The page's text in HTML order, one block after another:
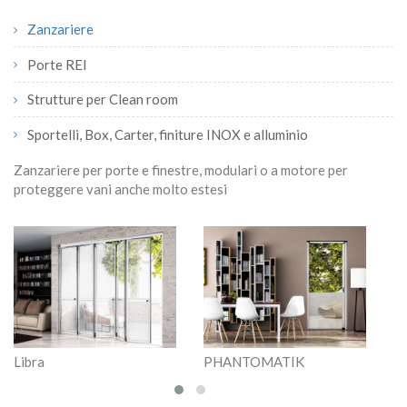
Zanzariere
Porte REI
Strutture per Clean room
Sportelli, Box, Carter, finiture INOX e alluminio
Zanzariere per porte e finestre, modulari o a motore per
proteggere vani anche molto estesi
Libra PHANTOMATIK